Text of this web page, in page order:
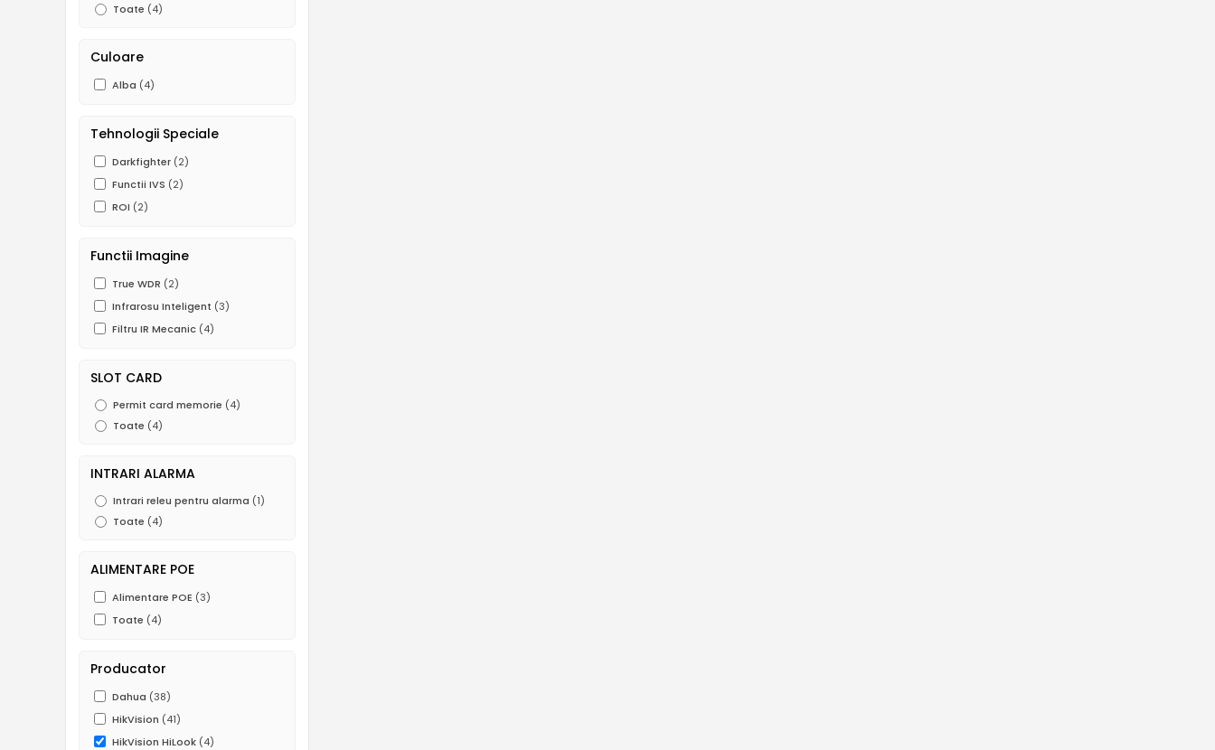
Toate (4)
Culoare
Alba (4)
Tehnologii Speciale
Darkfighter (2)
Functii IVS (2)
ROI (2)
Functii Imagine
True WDR (2)
Infrarosu Inteligent (3)
Filtru IR Mecanic (4)
SLOT CARD
Permit card memorie (4)
Toate (4)
INTRARI ALARMA
Intrari releu pentru alarma (1)
Toate (4)
ALIMENTARE POE
Alimentare POE (3)
Toate (4)
Producator
Dahua (38)
HikVision (41)
HikVision HiLook (4)